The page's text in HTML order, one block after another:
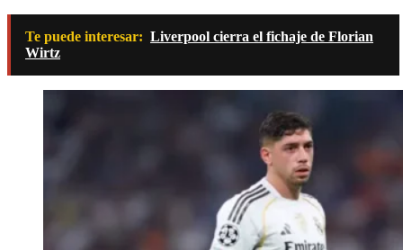
Te puede interesar: Liverpool cierra el fichaje de Florian
Wirtz